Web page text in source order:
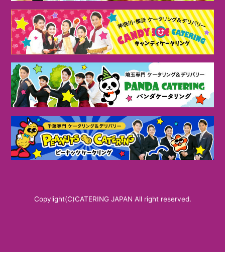
Copylight(C)CATERING JAPAN All right reserved.